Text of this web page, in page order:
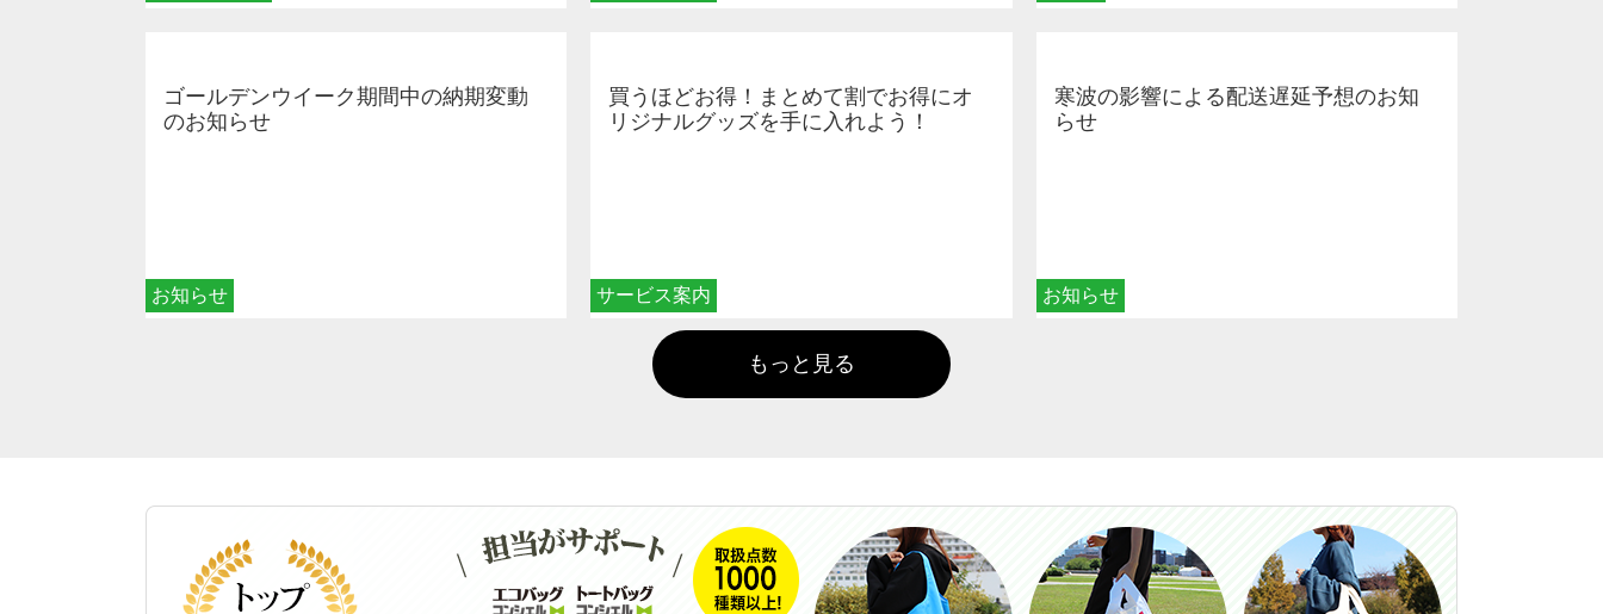
お知らせ
ゴールデンウイーク期間中の納期変動
のお知らせ
サービス案内
買うほどお得！まとめて割でお得にオ
リジナルグッズを手に入れよう！
お知らせ
寒波の影響による配送遅延予想のお知
らせ
もっと見る